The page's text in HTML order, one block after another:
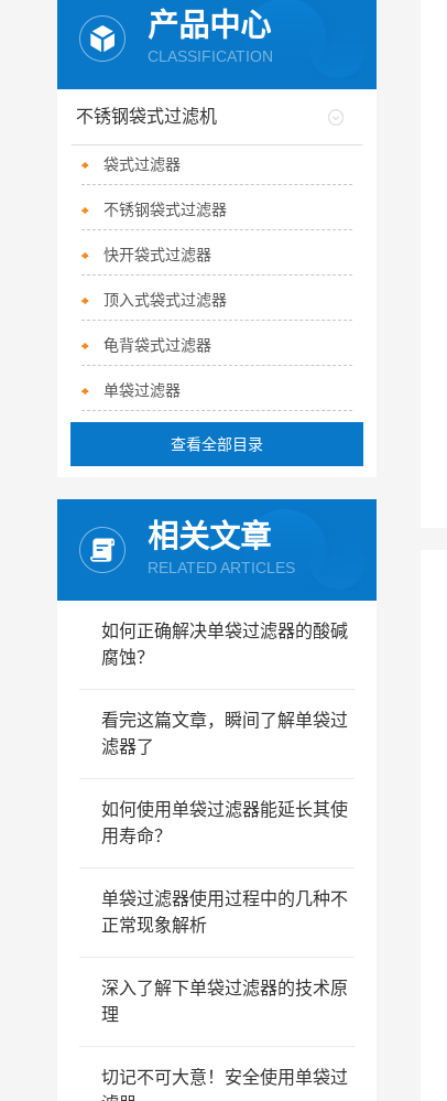
产品中心
CLASSIFICATION
不锈钢袋式过滤机
袋式过滤器
不锈钢袋式过滤器
快开袋式过滤器
顶入式袋式过滤器
龟背袋式过滤器
单袋过滤器
查看全部目录
相关文章
RELATED ARTICLES
如何正确解决单袋过滤器的酸碱
腐蚀？
看完这篇文章，瞬间了解单袋过
滤器了
如何使用单袋过滤器能延长其使
用寿命？
单袋过滤器使用过程中的几种不
正常现象解析
深入了解下单袋过滤器的技术原
理
切记不可大意！安全使用单袋过